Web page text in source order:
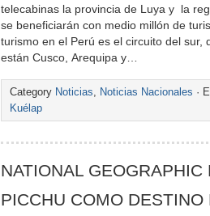
telecabinas la provincia de Luya y la
se beneficiarán con medio millón de
turismo en el Perú es el circuito del sur,
están Cusco, Arequipa y…
Category Noticias, Noticias Nacionales ·
Kuélap
NATIONAL GEOGRAPHIC
PICCHU COMO DESTINO